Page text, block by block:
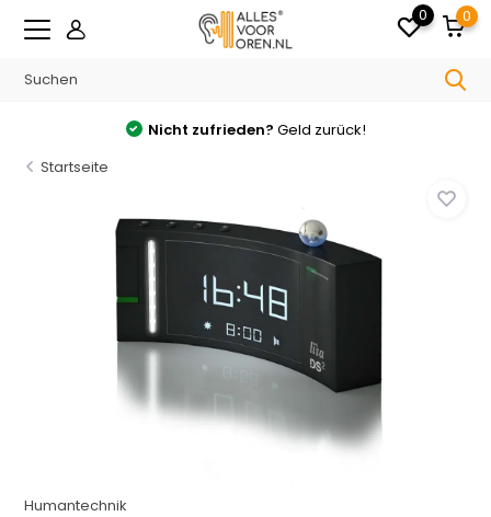
0 0
Nicht zufrieden? Geld zurück!
Startseite
Humantechnik